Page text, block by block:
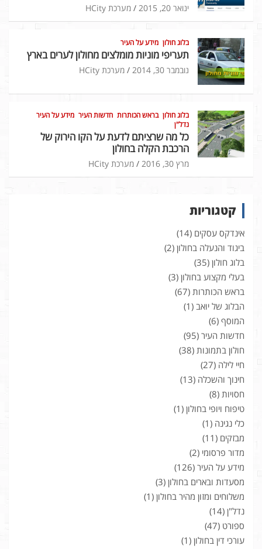
ינואר 20, 2015 מערכת HCity
בלוג חולון מידע על העיר
תעריפי מוניות מומלצים מחולון לערים בארץ
נובמבר 30, 2014 מערכת HCity
בלוג חולון בראש הכותרות חדשות העיר מידע על העיר
נדל"ן
כל מה שרציתם לדעת על הקו הירוק של
הרכבת הקלה בחולון
מרץ 30, 2016 מערכת HCity
קטגוריות
אינדקס עסקים (14)
ביגוד והנעלה בחולון (2)
בלוג חולון (35)
בעלי מקצוע בחולון (3)
בראש הכותרות (67)
הבלוג של יואב (1)
המוסף (6)
חדשות העיר (95)
חולון בתמונות (38)
חיי לילה (27)
חינוך והשכלה (13)
חסויות (8)
טיפוח ויופי בחולון (1)
כלי נגינה (1)
מבזקים (11)
מדור פרסומי (2)
מידע על העיר (126)
מסעדות ובארים בחולון (3)
משלוחים ומזון מהיר בחולון (1)
נדל"ן (14)
ספורט (47)
עורכי דין בחולון (1)